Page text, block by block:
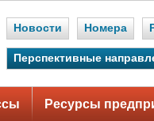
Новости Номера
Перспективные
Ресурсы